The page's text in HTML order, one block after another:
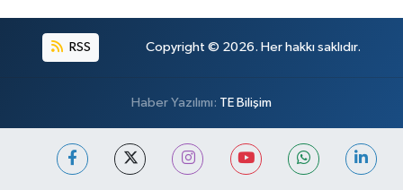
RSS Copyright © 2026. Her hakkı saklıdır.
Haber Yazılımı: TE Bilişim